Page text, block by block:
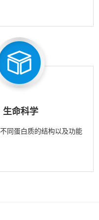
生命科学
同蛋白质的结构以及功能